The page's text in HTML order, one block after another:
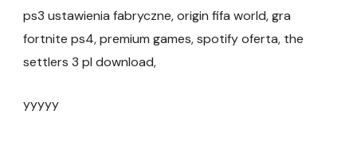
ps3 ustawienia fabryczne, origin fifa world, gra
fortnite ps4, premium games, spotify oferta, the
settlers 3 pl download,
yyyyy